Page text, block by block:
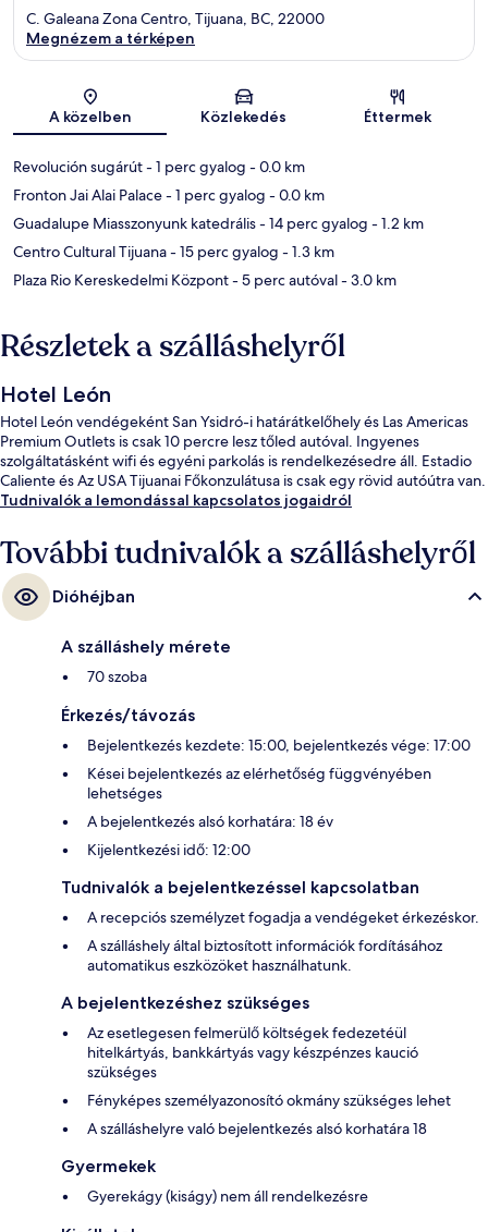
Térkép
C. Galeana Zona Centro, Tijuana, BC, 22000
Megnézem a térképen
A közelben Közlekedés Éttermek
Revolución sugárút- 1 perc gyalog - 0.0 km
Fronton Jai Alai Palace- 1 perc gyalog - 0.0 km
Guadalupe Miasszonyunk katedrális- 14 perc gyalog - 1.2 km
Centro Cultural Tijuana- 15 perc gyalog - 1.3 km
Plaza Rio Kereskedelmi Központ- 5 perc autóval- 3.0 km
Részletek a szálláshelyről
Hotel León
Hotel León vendégeként San Ysidró-i határátkelőhely és Las Americas
Premium Outlets is csak 10 percre lesz tőled autóval. Ingyenes
szolgáltatásként wifi és egyéni parkolás is rendelkezésedre áll. Estadio
Caliente és Az USA Tijuanai Főkonzulátusa is csak egy rövid autóútra van.
Tudnivalók a lemondással kapcsolatos jogaidról
További tudnivalók a szálláshelyről
Dióhéjban
A szálláshely mérete
70 szoba
Érkezés/távozás
Bejelentkezés kezdete: 15:00, bejelentkezés vége: 17:00
Kései bejelentkezés az elérhetőség függvényében
lehetséges
A bejelentkezés alsó korhatára: 18 év
Kijelentkezési idő: 12:00
Tudnivalók a bejelentkezéssel kapcsolatban
A recepciós személyzet fogadja a vendégeket érkezéskor.
A szálláshely által biztosított információk fordításához
automatikus eszközöket használhatunk.
A bejelentkezéshez szükséges
Az esetlegesen felmerülő költségek fedezetéül
hitelkártyás, bankkártyás vagy készpénzes kaució
szükséges
Fényképes személyazonosító okmány szükséges lehet
A szálláshelyre való bejelentkezés alsó korhatára 18
Gyermekek
Gyerekágy (kiságy) nem áll rendelkezésre